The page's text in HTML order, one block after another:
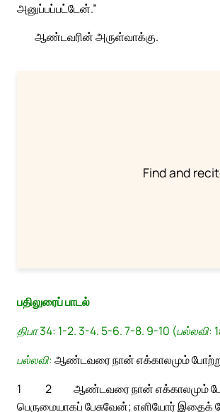
அனுப்பப்பட்டேன்.”
ஆண்டவரின் அருள்வாக்கு.
Find and
பதிலுரைப் பாடல்
திபா 34: 1-2. 3-4. 5-6. 7-8. 9-10 (பல்லவி:
பல்லவி:ஆண்டவரை நான் எக்காலமும்
1
ஆண்டவரை நான் எக்காலமும்
2
பெருமையாகப் பேசுவேன்; எளியோர் இதைக்